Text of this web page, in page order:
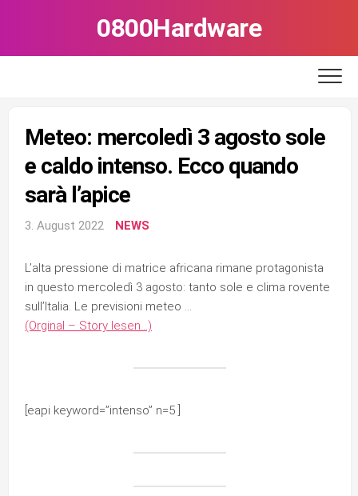
0800Hardware
Meteo: mercoledì 3 agosto sole
e caldo intenso. Ecco quando
sarà l’apice
3. August 2022 NEWS
L’alta pressione di matrice africana rimane protagonista
in questo mercoledì 3 agosto: tanto sole e clima rovente
sull’Italia. Le previsioni meteo …
(Orginal – Story lesen…)
[eapi keyword=”intenso” n=5 ]